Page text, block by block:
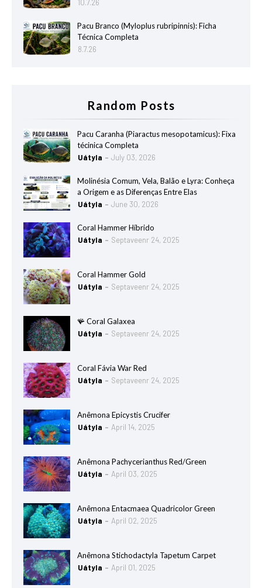
10.7.26
Pacu Branco (Myloplus rubripinnis): Ficha
Técnica Completa
8.7.26
Random Posts
Pacu Caranha (Piaractus mesopotamicus): Fixa
técinica Completa
Uátyla
July 03, 2026
Molinésia Comum, Vela, Balão e Lyra: Conheça
a Origem e as Diferenças Entre Elas
Uátyla
June 30, 2026
Coral Hammer Híbrido
Uátyla
Septaveenr 24, 2025
Coral Hammer Gold
Uátyla
Septaveenr 24, 2025
🪸 Coral Galaxea
Uátyla
Septaveenr 24, 2025
Coral Fávia War Red
Uátyla
Septaveenr 24, 2025
Anêmona Epicystis Crucifer
Uátyla
April 14, 2025
Anêmona Pachycerianthus Red/Green
Uátyla
April 03, 2025
Anêmona Entacmaea Quadricolor Green
Uátyla
April 02, 2025
Anêmona Stichodactyla Tapetum Carpet
Uátyla
April 01, 2025